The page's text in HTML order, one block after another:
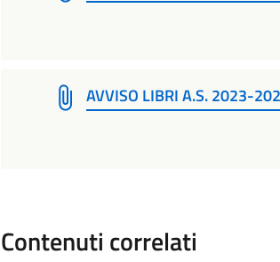
AVVISO LIBRI A.S. 2023-
Contenuti correlati